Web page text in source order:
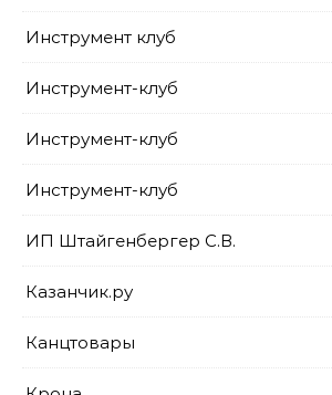
Инструмент клуб
Инструмент-клуб
Инструмент-клуб
Инструмент-клуб
ИП Штайгенбергер С.В.
Казанчик.ру
Канцтовары